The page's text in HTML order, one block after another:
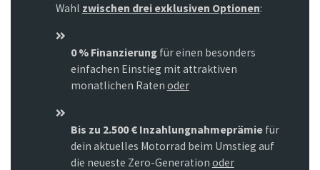
Wahl zwischen drei exklusiven Optionen:
0 % Finanzierungfür einen besonders
einfachen Einstieg mit attraktiven
monatlichen Raten oder
Bis zu 2.500 € Inzahlungnahmeprämiefür
dein aktuelles Motorrad beim Umstieg auf
die neueste Zero-Generation oder